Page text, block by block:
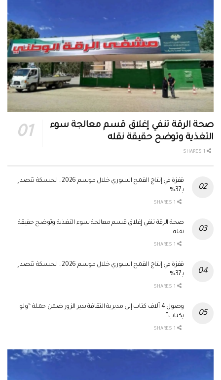
صحة الرقة تنفي إغلاق قسم معالجة سوء
التغذية وتوضح حقيقة نقله
قفزة في إنتاج القمح السوري خلال موسم 2026.. الحسكة تتصدر
بـ37%
صحة الرقة تنفي إغلاق قسم معالجة سوء التغذية وتوضح حقيقة
نقله
قفزة في إنتاج القمح السوري خلال موسم 2026.. الحسكة تتصدر
بـ37%
وصول 4 آلاف كتاب إلى مديرية الثقافة بدير الزور ضمن حملة “ولو
بكتاب”